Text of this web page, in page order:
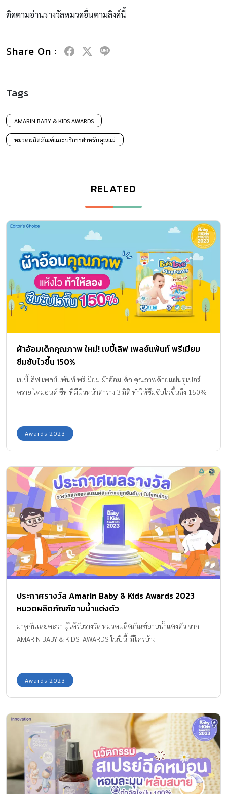
ติดตามอ่านรางวัลหมวดอื่นตามลิงค์นี้
Share On :
Tags
AMARIN BABY & KIDS AWARDS
หมวดผลิตภัณฑ์และบริการสำหรับคุณแม่
RELATED
ผ้าอ้อมเด็กคุณภาพ ใหม่! เบบี้เลิฟ เพลย์แพ้นท์ พรีเมียม
ซึมซับไวขึ้น 150%
เบบี้เลิฟ เพลย์แพ้นท์ พรีเมียม ผ้าอ้อมเด็ก คุณภาพด้วยแผ่นซูเปอร์
ดราย ไดมอนด์ ชีท ที่มีผิวหน้าตาราง 3 มิติ ทำให้ซึมชับไวขึ้นถึง 150%
Awards 2023
ประกาศรางวัล Amarin Baby & Kids Awards 2023
หมวดผลิตภัณฑ์อาบน้ำแต่งตัว
มาดูกันเลยค่ะว่า ผู้ได้รับรางวัล หมวดผลิตภัณฑ์อาบน้ำแต่งตัว จาก
AMARIN BABY & KIDS AWARDS ในปีนี้ มีใครบ้าง
Awards 2023